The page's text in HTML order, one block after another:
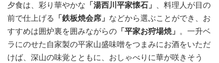
夕食は、彩り華やかな 「湯西川平家懐石」
、料理人が目の
前で仕上げる
「鉄板焼会席」 などから選ぶことができ、お
すすめは囲炉裏を囲みながらの 「平家お狩場焼」
。一升ベ
ラにのせた自家製の平家山盛味噌をつまみにお酒をいただ
けば、深山の味覚とともに、おしゃべりに華が咲きそう